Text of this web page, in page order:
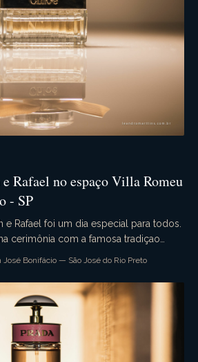
e Rafael no espaço Villa Romeu
- SP
e Rafael foi um dia especial para todos.
cerimônia com a famosa tradiçao
Bonifácio — São José do Rio Preto